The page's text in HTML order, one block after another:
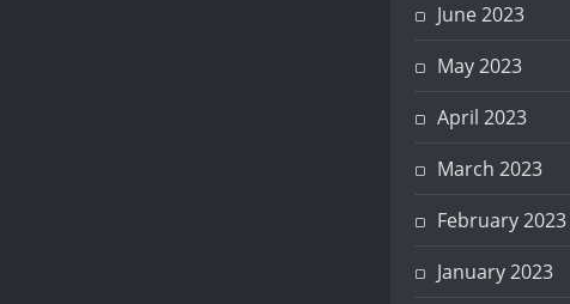
June 2023
May 2023
April 2023
March 2023
February 2023
January 2023